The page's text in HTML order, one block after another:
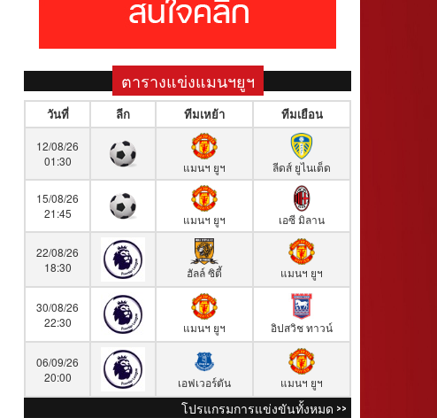
ตารางแข่งแมนฯยูฯ
วันที่ ลีก ทีมเหย้า ทีมเยือน
12/08/26
01:30
แมนฯ ยูฯ ลีดส์ ยูไนเต็ด
15/08/26
21:45
แมนฯ ยูฯ เอซี มิลาน
22/08/26
18:30
ฮัลล์ ซิตี้ แมนฯ ยูฯ
30/08/26
22:30
แมนฯ ยูฯ อิปสวิช ทาวน์
06/09/26
20:00
เอฟเวอร์ตัน แมนฯ ยูฯ
โปรแกรมการแข่งขันทั้งหมด >>